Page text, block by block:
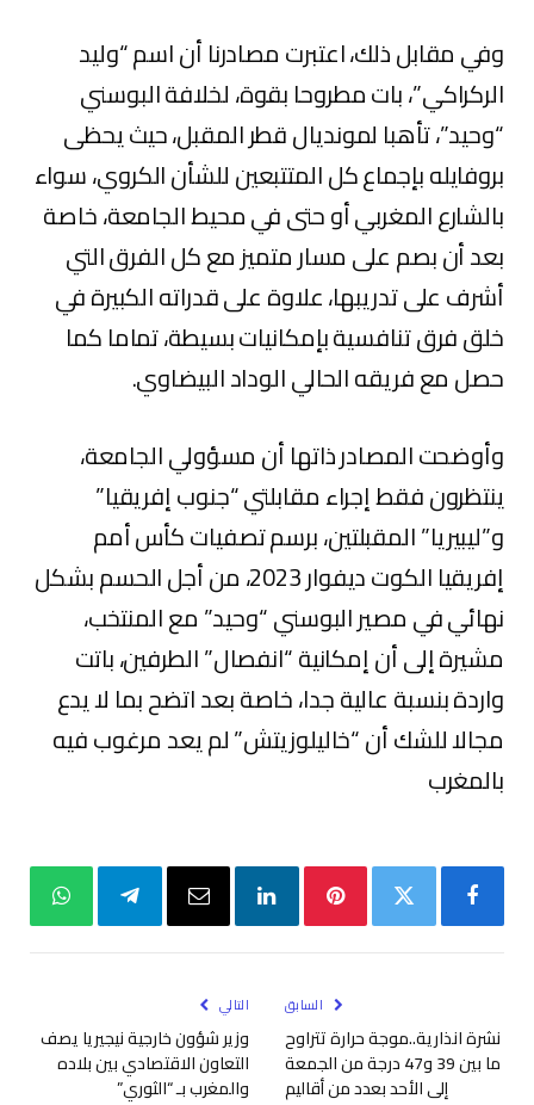
وفي مقابل ذلك، اعتبرت مصادرنا أن اسم “وليد
الركراكي”، بات مطروحا بقوة، لخلافة البوسني
“وحيد”، تأهبا لمونديال قطر المقبل، حيث يحظى
بروفايله بإجماع كل المتتبعين للشأن الكروي، سواء
بالشارع المغربي أو حتى في محيط الجامعة، خاصة
بعد أن بصم على مسار متميز مع كل الفرق التي
أشرف على تدريبها، علاوة على قدراته الكبيرة في
خلق فرق تنافسية بإمكانيات بسيطة، تماما كما
حصل مع فريقه الحالي الوداد البيضاوي.
وأوضحت المصادر ذاتها أن مسؤولي الجامعة،
ينتظرون فقط إجراء مقابلتي “جنوب إفريقيا”
و”ليبيريا” المقبلتين، برسم تصفيات كأس أمم
إفريقيا الكوت ديفوار 2023، من أجل الحسم بشكل
نهائي في مصير البوسني “وحيد” مع المنتخب،
مشيرة إلى أن إمكانية “انفصال” الطرفين، باتت
واردة بنسبة عالية جدا، خاصة بعد اتضح بما لا يدع
مجالا للشك أن “خاليلوزيتش” لم يعد مرغوب فيه
بالمغرب
السابق
نشرة انذارية..موجة حرارة تتراوح
ما بين 39 و47 درجة من الجمعة
إلى الأحد بعدد من أقاليم
التالي
وزير شؤون خارجية نيجيريا يصف
التعاون الاقتصادي بين بلاده
والمغرب بـ “الثوري”